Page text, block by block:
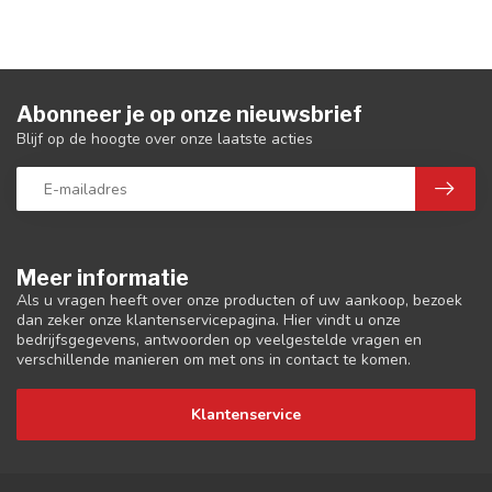
Meer informatie
Als u vragen heeft over onze producten of uw aankoop, bezoek
dan zeker onze klantenservicepagina. Hier vindt u onze
bedrijfsgegevens, antwoorden op veelgestelde vragen en
verschillende manieren om met ons in contact te komen.
Klantenservice
Abonneer je op onze nieuwsbrief
Blijf op de hoogte over onze laatste acties